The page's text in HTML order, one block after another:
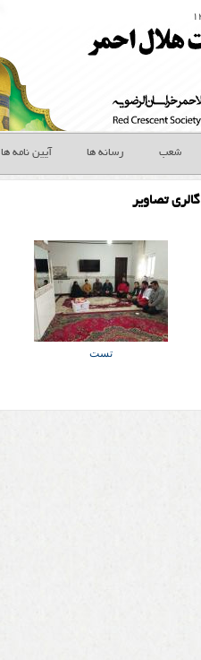
شعب رسانه ها آیین نامه ها
گالری تصاویر
تست